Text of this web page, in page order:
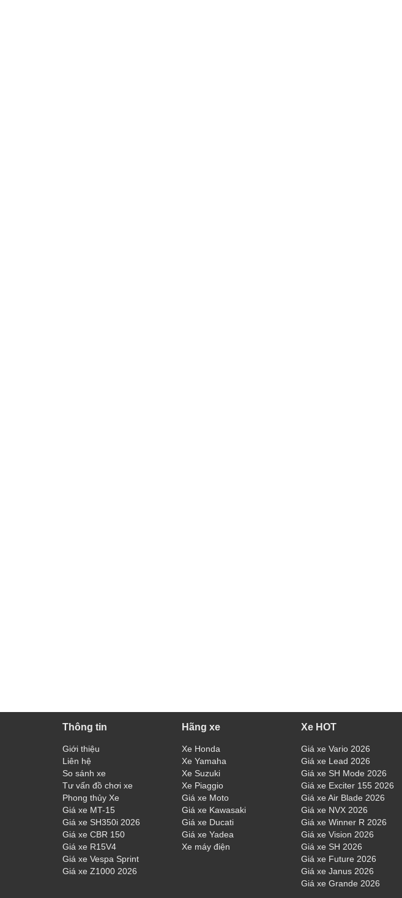
Thông tin
Giới thiệu
Liên hệ
So sánh xe
Tư vấn đồ chơi xe
Phong thủy Xe
Giá xe MT-15
Giá xe SH350i 2026
Giá xe CBR 150
Giá xe R15V4
Giá xe Vespa Sprint
Giá xe Z1000 2026
Hãng xe
Xe Honda
Xe Yamaha
Xe Suzuki
Xe Piaggio
Giá xe Moto
Giá xe Kawasaki
Giá xe Ducati
Giá xe Yadea
Xe máy điện
Xe HOT
Giá xe Vario 2026
Giá xe Lead 2026
Giá xe SH Mode 2026
Giá xe Exciter 155 2026
Giá xe Air Blade 2026
Giá xe NVX 2026
Giá xe Winner R 2026
Giá xe Vision 2026
Giá xe SH 2026
Giá xe Future 2026
Giá xe Janus 2026
Giá xe Grande 2026